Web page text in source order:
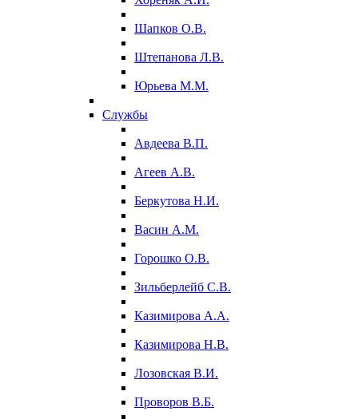
Шапков О.В.
Штепанова Л.В.
Юрьева М.М.
Службы
Авдеева В.П.
Агеев А.В.
Беркутова Н.И.
Васин А.М.
Горошко О.В.
Зильберлейб С.В.
Казимирова А.А.
Казимирова Н.В.
Лозовская В.И.
Проворов В.Б.